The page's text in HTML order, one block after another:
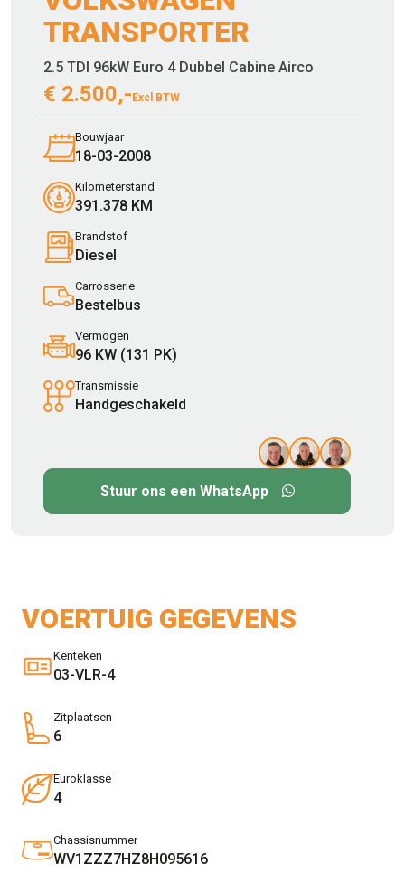
TRANSPORTER
2.5 TDI 96kW Euro 4 Dubbel Cabine Airco
€ 2.500,- Excl BTW
Bouwjaar
18-03-2008
Kilometerstand
391.378 KM
Brandstof
Diesel
Carrosserie
Bestelbus
Vermogen
96 KW (131 PK)
Transmissie
Handgeschakeld
Stuur ons een WhatsApp
VOERTUIG GEGEVENS
Kenteken
03-VLR-4
Zitplaatsen
6
Euroklasse
4
Chassisnummer
WV1ZZZ7HZ8H095616